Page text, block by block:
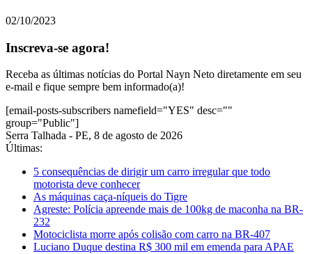
02/10/2023
Inscreva-se agora!
Receba as últimas notícias do Portal Nayn Neto diretamente em seu
e-mail e fique sempre bem informado(a)!
[email-posts-subscribers namefield="YES" desc=""
group="Public"]
Serra Talhada - PE, 8 de agosto de 2026
Últimas:
5 consequências de dirigir um carro irregular que todo
motorista deve conhecer
As máquinas caça-níqueis do Tigre
Agreste: Polícia apreende mais de 100kg de maconha na BR-
232
Motociclista morre após colisão com carro na BR-407
Luciano Duque destina R$ 300 mil em emenda para APAE